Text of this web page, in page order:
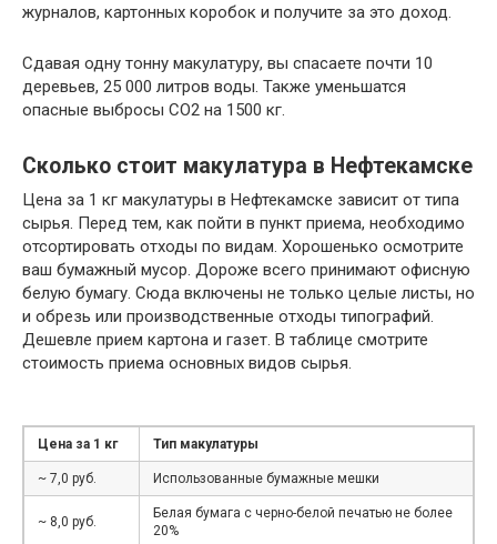
журналов, картонных коробок и получите за это доход.
Сдавая одну тонну макулатуру, вы спасаете почти 10
деревьев, 25 000 литров воды. Также уменьшатся
опасные выбросы CO2 на 1500 кг.
Сколько стоит макулатура в Нефтекамске
Цена за 1 кг макулатуры в Нефтекамске зависит от типа
сырья. Перед тем, как пойти в пункт приема, необходимо
отсортировать отходы по видам. Хорошенько осмотрите
ваш бумажный мусор. Дороже всего принимают офисную
белую бумагу. Сюда включены не только целые листы, но
и обрезь или производственные отходы типографий.
Дешевле прием картона и газет. В таблице смотрите
стоимость приема основных видов сырья.
Цена за 1 кг Тип макулатуры
~ 7,0 руб. Использованные бумажные мешки
~ 8,0 руб.
Белая бумага с черно-белой печатью не более
20%